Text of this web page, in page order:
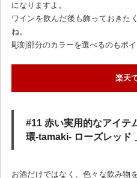
になりますよ。
ワインを飲んだ後も飾っておきた
ね。
彫刻部分のカラーを選べるのもポイ
楽天
#11 赤い実用的なアイテ
環-tamaki- ローズレッド
お酒だけではなく、色々な飲み物